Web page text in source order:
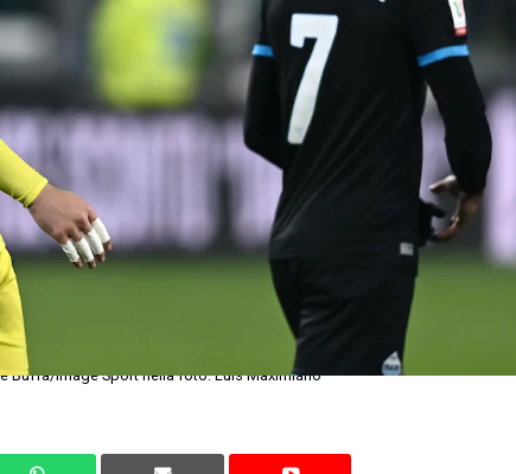
Buffa/Image Sport nella foto: Luis Maximiano